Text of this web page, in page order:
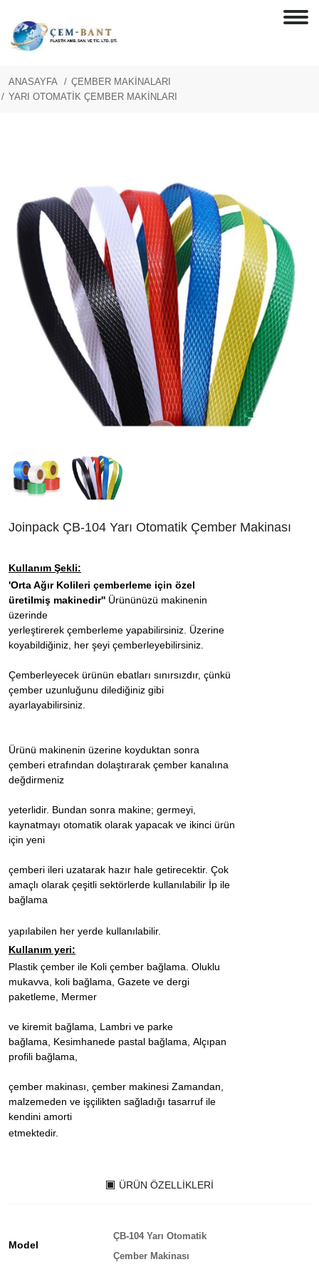
ANASAYFA
ÇEMBER MAKİNALARI
YARI OTOMATİK ÇEMBER MAKİNLARI
Joinpack ÇB-104 Yarı Otomatik Çember Makinası
Kullanım Şekli:
'Orta Ağır Kolileri çemberleme için özel
üretilmiş makinedir'' Ürününüzü makinenin
üzerinde
yerleştirerek çemberleme yapabilirsiniz. Üzerine
koyabildiğiniz, her şeyi çemberleyebilirsiniz.
Çemberleyecek ürünün ebatları sınırsızdır, çünkü
çember uzunluğunu dilediğiniz gibi
ayarlayabilirsiniz.
Ürünü makinenin üzerine koyduktan sonra
çemberi etrafından dolaştırarak çember kanalına
değdirmeniz
yeterlidir. Bundan sonra makine; germeyi,
kaynatmayı otomatik olarak yapacak ve ikinci ürün
için yeni
çemberi ileri uzatarak hazır hale getirecektir. Çok
amaçlı olarak çeşitli sektörlerde kullanılabilir İp ile
bağlama
yapılabilen her yerde kullanılabilir.
Kullanım yeri:
Plastik çember ile Koli çember bağlama. Oluklu
mukavva, koli bağlama, Gazete ve dergi
paketleme, Mermer
ve kiremit bağlama, Lambri ve parke
bağlama, Kesimhanede pastal bağlama, Alçıpan
profili bağlama,
çember makinası, çember makinesi Zamandan,
malzemeden ve işçilikten sağladığı tasarruf ile
kendini amorti
etmektedir.
ÜRÜN ÖZELLIKLERI
Model
ÇB-104 Yarı Otomatik
Çember Makinası